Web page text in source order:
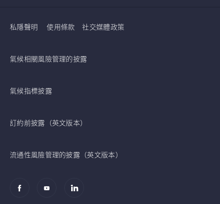
私隱聲明 使用條款 社交媒體政策
氣候相關風險管理的披露
氣候指標披露
訂約前披露（英文版本）
流通性風險管理的披露（英文版本）